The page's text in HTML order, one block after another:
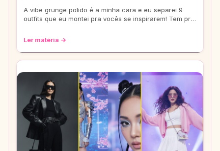
A vibe grunge polido é a minha cara e eu separei 9
outfits que eu montei pra vocês se inspirarem! Tem pra
Ler matéria →